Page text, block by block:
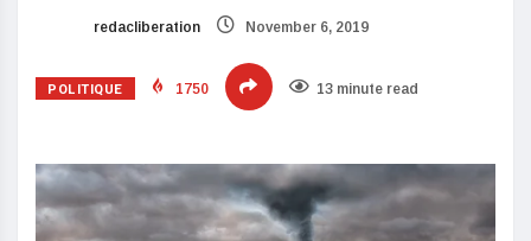
redacliberation November 6, 2019
POLITIQUE 1750 13 minute read